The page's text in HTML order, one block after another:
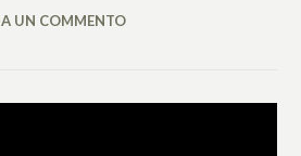
UN COMMENTO